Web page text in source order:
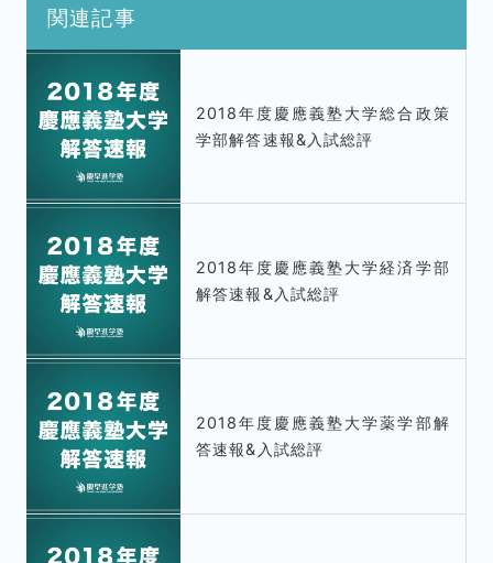
関連記事
2018年度慶應義塾大学総合政策
学部解答速報&入試総評
2018年度慶應義塾大学経済学部
解答速報&入試総評
2018年度慶應義塾大学薬学部解
答速報&入試総評